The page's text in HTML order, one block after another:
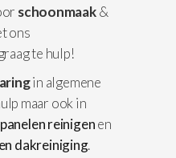
schoonmaak&
ons
te hulp!
in algemene
maar ook in
reinigenen
dakreiniging.